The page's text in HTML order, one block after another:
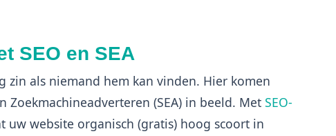
SEO en SEA
zin als niemand hem kan vinden. Hier komen
Zoekmachineadverteren (SEA) in beeld. Met SEO-
uw website organisch (gratis) hoog scoort in